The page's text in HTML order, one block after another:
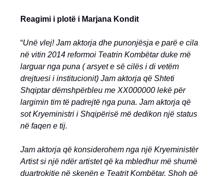
Reagimi i plotë i Marjana Kondit
“Unë vlej! Jam aktorja dhe punonjësja e parë e cila
në vitin 2014 reformoi Teatrin Kombëtar duke më
larguar nga puna ( arsyet e së cilës i di vetëm
drejtuesi i institucionit) Jam aktorja që Shteti
Shqiptar dëmshpërbleu me XX000000 lekë për
largimin tim të padrejtë nga puna. Jam aktorja që
sot Kryeministri i Shqipërisë më dedikon një status
në faqen e tij.
Jam aktorja që konsiderohem nga një Kryeministër
Artist si një ndër artistet që ka mbledhur më shumë
duartrokitje në skenën e Teatrit Kombëtar. Shoh që